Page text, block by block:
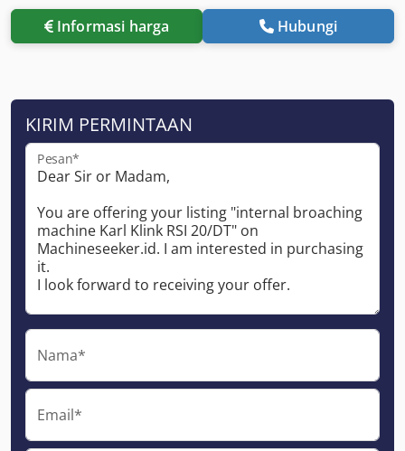
Informasi harga Hubungi
KIRIM PERMINTAAN
Pesan*
Nama*
Email*